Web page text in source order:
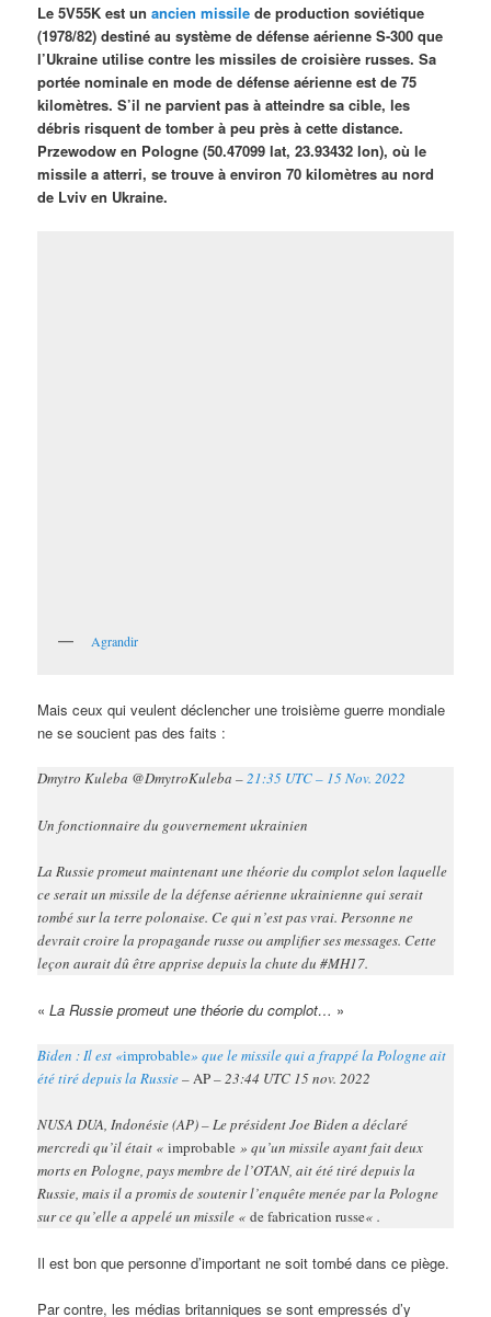
Le 5V55K est unancien missile de production soviétique
(1978/82) destiné au système de défense aérienne S-300 que
l’Ukraine utilise contre les missiles de croisière russes. Sa
portée nominale en mode de défense aérienne est de 75
kilomètres. S’il ne parvient pas à atteindre sa cible, les
débris risquent de tomber à peu près à cette distance.
Przewodow en Pologne (50.47099 lat, 23.93432 lon), où le
missile a atterri, se trouve à environ 70 kilomètres au nord
de Lviv en Ukraine.
Agrandir
Mais ceux qui veulent déclencher une troisième guerre mondiale
ne se soucient pas des faits :
Dmytro Kuleba @DmytroKuleba –21:35 UTC – 15 Nov. 2022
Un fonctionnaire du gouvernement ukrainien
La Russie promeut maintenant une théorie du complot selon laquelle
ce serait un missile de la défense aérienne ukrainienne qui serait
tombé sur la terre polonaise. Ce qui n’est pas vrai. Personne ne
devrait croire la propagande russe ou amplifier ses messages. Cette
leçon aurait dû être apprise depuis la chute du #MH17.
«La Russie promeut une théorie du complot… »
Biden : Il est «improbable» que le missile qui a frappé la Pologne ait
été tiré depuis la Russie–AP– 23:44 UTC 15 nov. 2022
NUSA DUA, Indonésie (AP) – Le président Joe Biden a déclaré
mercredi qu’il était «improbable » qu’un missile ayant fait deux
morts en Pologne, pays membre de l’OTAN, ait été tiré depuis la
Russie, mais il a promis de soutenir l’enquête menée par la Pologne
sur ce qu’elle a appelé un missile «de fabrication russe« .
Il est bon que personne d’important ne soit tombé dans ce piège.
Par contre, les médias britanniques se sont empressés d’y